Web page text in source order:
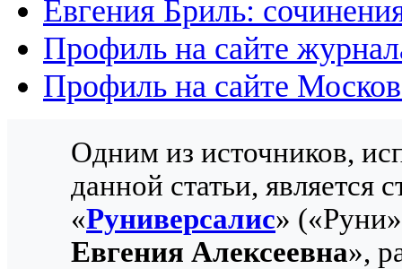
Евгения Бриль:
Профиль на сайте
Профиль на сайте
Одним из источников,
данной статьи, является
«Руниверсалис»
Евгения Алексеевна»,